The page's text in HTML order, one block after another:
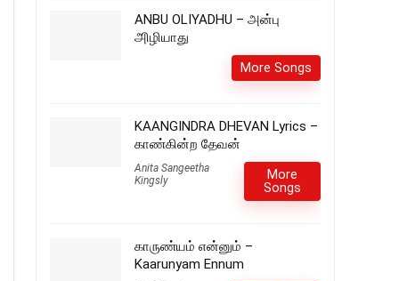
ANBU OLIYADHU – அன்பு
அிழியாது
More Songs
KAANGINDRA DHEVAN Lyrics –
காண்கின்ற தேவன்
Anita Sangeetha
Kingsly
More
Songs
காருண்யம் என்னும் –
Kaarunyam Ennum